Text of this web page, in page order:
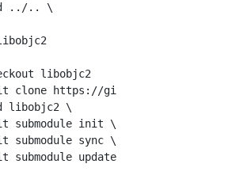
../.. \
libobjc2
clone https://github.com/
libobjc2 \
submodule init \
submodule sync \
submodule update \